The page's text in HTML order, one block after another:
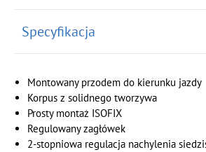
Specyfikacja
Montowany przodem do kierunku jazdy
Korpus z solidnego tworzywa
Prosty montaż ISOFIX
Regulowany zagłówek
2-stopniowa regulacja nachylenia